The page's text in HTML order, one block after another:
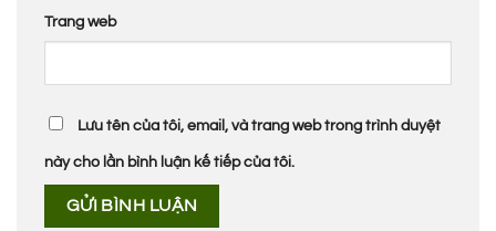
Trang web
Lưu tên của tôi, email, và trang web trong trình duyệt
này cho lần bình luận kế tiếp của tôi.